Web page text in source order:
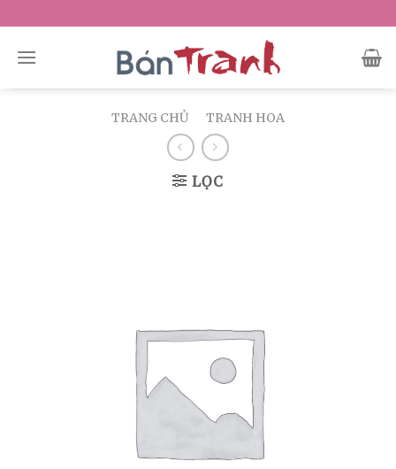
to
content
TRANG CHỦ TRANH HOA
LỌC